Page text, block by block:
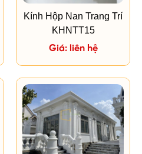
Kính Hộp Nan Trang Trí
KHNTT15
Giá: liên hệ